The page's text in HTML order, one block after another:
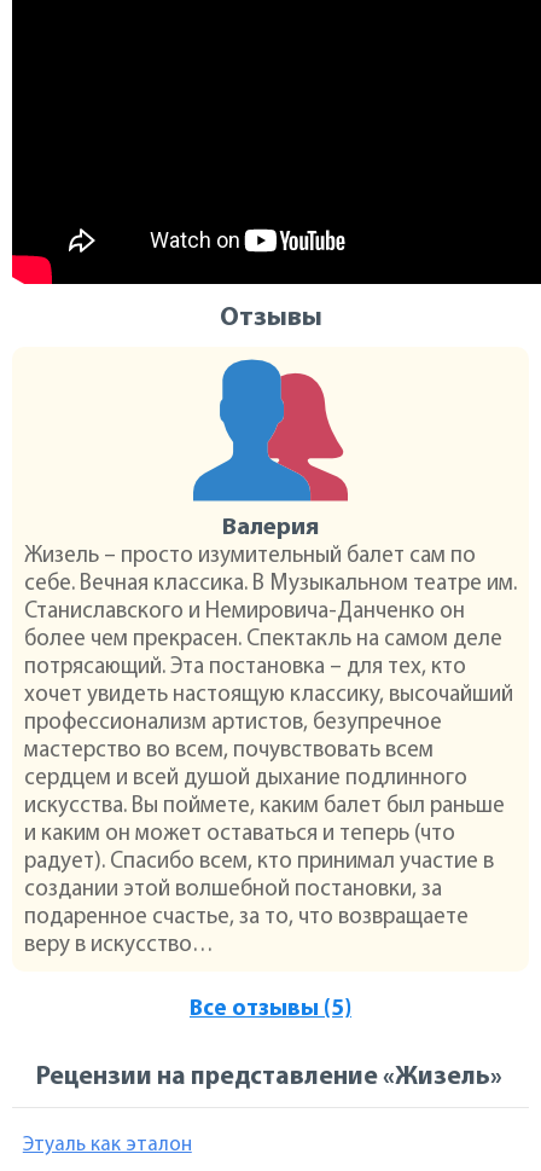
Отзывы
Жизель – просто изумительный балет сам по
себе. Вечная классика. В Музыкальном театре им.
Станиславского и Немировича-Данченко он
более чем прекрасен. Спектакль на самом деле
потрясающий. Эта постановка – для тех, кто
хочет увидеть настоящую классику, высочайший
профессионализм артистов, безупречное
мастерство во всем, почувствовать всем
сердцем и всей душой дыхание подлинного
искусства. Вы поймете, каким балет был раньше
и каким он может оставаться и теперь (что
радует). Спасибо всем, кто принимал участие в
создании этой волшебной постановки, за
подаренное счастье, за то, что возвращаете
веру в искусство…
Валерия
Все отзывы (5)
Рецензии на представление «Жизель»
Этуаль как эталон